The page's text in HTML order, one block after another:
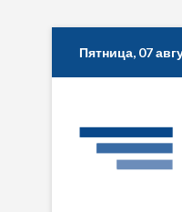
Пятница, 07